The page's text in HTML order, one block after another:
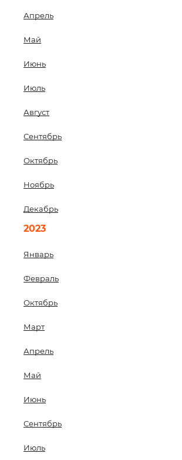
Апрель
Май
Июнь
Июль
Август
Сентябрь
Октябрь
Ноябрь
Декабрь
2023
Январь
Февраль
Октябрь
Март
Апрель
Май
Июнь
Сентябрь
Июль